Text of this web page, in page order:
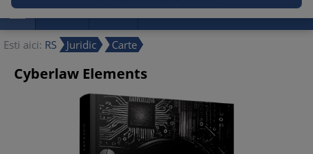
 Promotii Noutati Reduceri
Esti aici: RS Juridic Carte
Cyberlaw Elements